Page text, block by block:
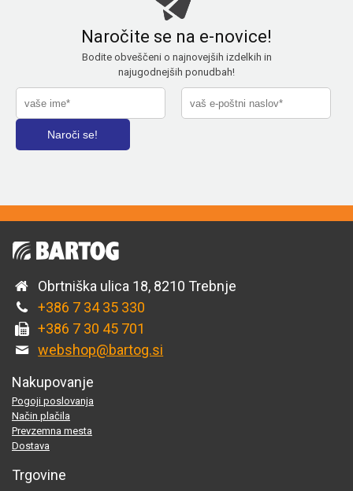
Naročite se na e-novice!
Bodite obveščeni o najnovejših izdelkih in
najugodnejših ponudbah!
Obrtniška ulica 18, 8210 Trebnje
+386 7 34 35 330
+386 7 30 45 701
webshop@bartog.si
Nakupovanje
Pogoji poslovanja
Način plačila
Prevzemna mesta
Dostava
Trgovine